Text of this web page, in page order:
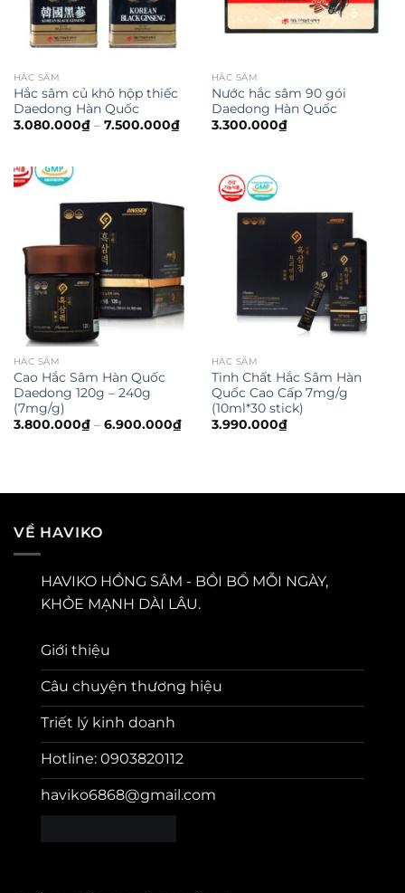
HẮC SÂM
Hắc sâm củ khô hộp thiếc
Daedong Hàn Quốc
3.080.000₫– 7.500.000₫
HẮC SÂM
Nước hắc sâm 90 gói
Daedong Hàn Quốc
3.300.000₫
HẮC SÂM
Cao Hắc Sâm Hàn Quốc
Daedong 120g – 240g
(7mg/g)
3.800.000₫– 6.900.000₫
HẮC SÂM
Tinh Chất Hắc Sâm Hàn
Quốc Cao Cấp 7mg/g
(10ml*30 stick)
3.990.000₫
VỀ HAVIKO
HAVIKO HỒNG SÂM - BỒI BỔ MỖI NGÀY,
KHỎE MẠNH DÀI LÂU.
Giới thiệu
Câu chuyện thương hiệu
Triết lý kinh doanh
Hotline: 0903820112
haviko6868@gmail.com